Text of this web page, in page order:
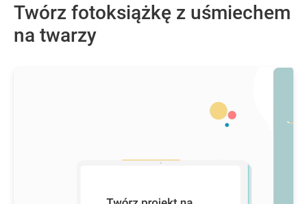
Twórz fotoksiążkę z uśmiechem
na twarzy